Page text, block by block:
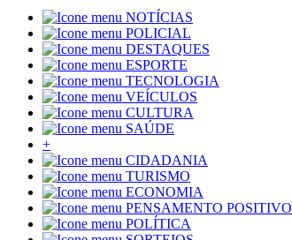
NOTÍCIAS
POLICIAL
DESTAQUES
ESPORTE
TECNOLOGIA
VEÍCULOS
CULTURA
SAÚDE
+
CIDADANIA
TURISMO
ECONOMIA
PENSAMENTO POSITIVO
POLÍTICA